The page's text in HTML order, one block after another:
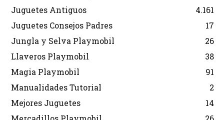
Juguetes Antiguos
4.161
Juguetes Consejos Padres
17
Jungla y Selva Playmobil
26
Llaveros Playmobil
38
Magia Playmobil
91
Manualidades Tutorial
2
Mejores Juguetes
14